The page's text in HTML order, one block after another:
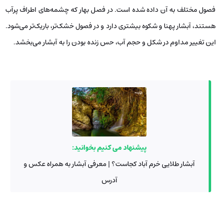
فصول مختلف به آن داده شده است. در فصل بهار که چشمه‌های اطراف پرآب
هستند، آبشار پهنا و شکوه بیشتری دارد و در فصول خشک‌تر، باریک‌تر می‌شود.
این تغییر مداوم در شکل و حجم آب، حس زنده بودن را به آبشار می‌بخشد.
پیشنهاد می کنیم بخوانید:
آبشار طلایی خرم آباد کجاست؟ | معرفی آبشار به همراه عکس و
آدرس